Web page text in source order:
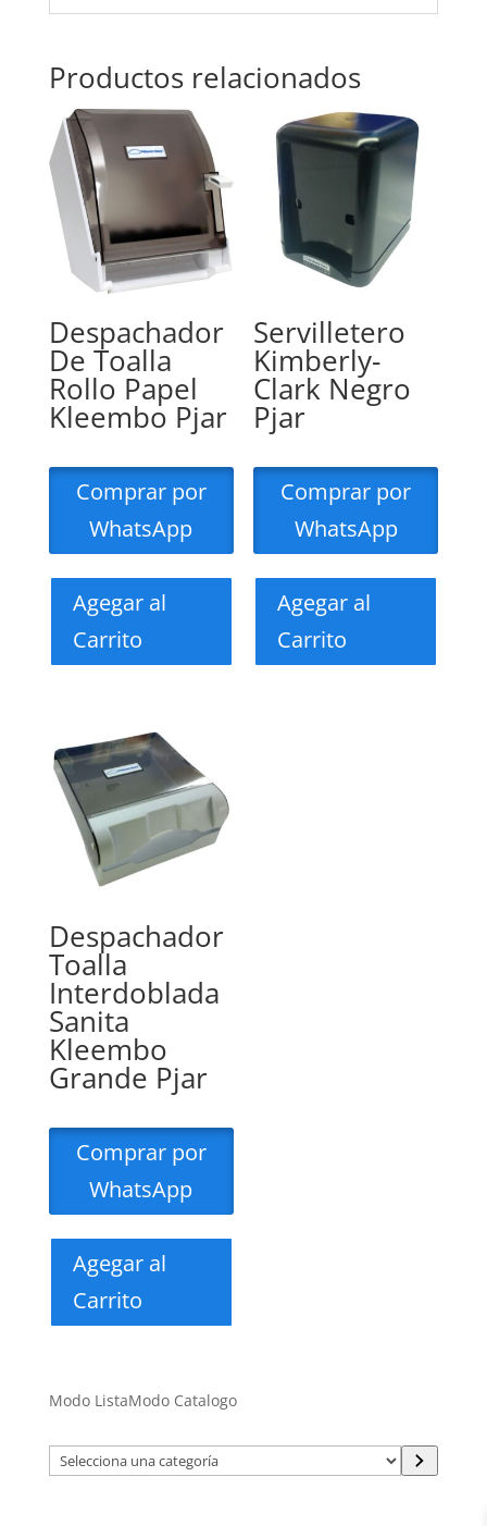
Productos relacionados
Despachador
De Toalla
Rollo Papel
Kleembo Pjar
Comprar por
WhatsApp
Agegar al
Carrito
Servilletero
Kimberly-
Clark Negro
Pjar
Comprar por
WhatsApp
Agegar al
Carrito
Despachador
Toalla
Interdoblada
Sanita
Kleembo
Grande Pjar
Comprar por
WhatsApp
Agegar al
Carrito
Modo ListaModo Catalogo
Selecciona
una